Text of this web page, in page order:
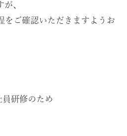
、
をご確認いただきますようお
研修のため